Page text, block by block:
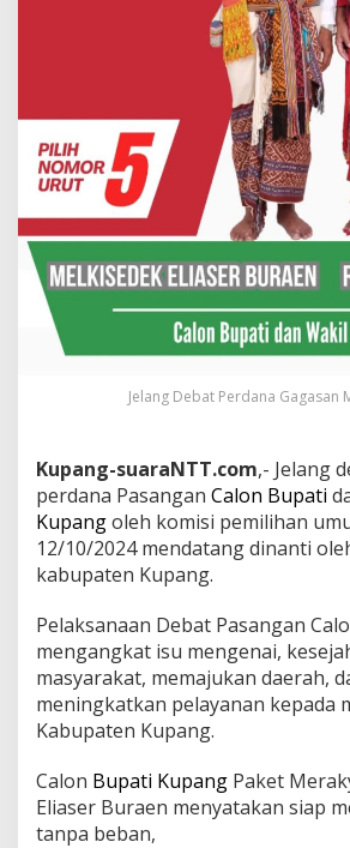
Jelang Debat Perdana Gagasan
Kupang-suaraNTT.com,- Jelang
perdana Pasangan Calon Bupati
Kupangoleh komisi pemilihan
12/10/2024 mendatang dinanti
kabupaten Kupang.
Pelaksanaan Debat Pasangan
mengangkat isu mengenai,
masyarakat, memajukan daerah,
meningkatkan pelayanan kepada
Kabupaten Kupang.
Calon Bupati Kupang Paket
Eliaser Buraen menyatakan siap
tanpa beban,